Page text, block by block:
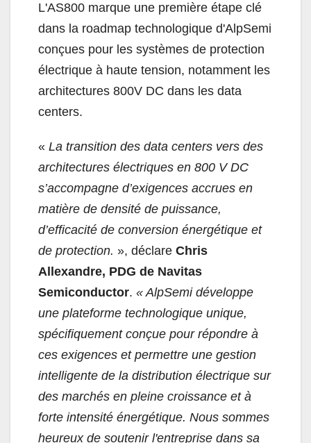
L'AS800 marque une première étape clé
dans la roadmap technologique d'AlpSemi
conçues pour les systèmes de protection
électrique à haute tension, notamment les
architectures 800V DC dans les data
centers.
« La transition des data centers vers des
architectures électriques en 800 V DC
s’accompagne d’exigences accrues en
matière de densité de puissance,
d’efficacité de conversion énergétique et
de protection. », déclare Chris
Allexandre, PDG de Navitas
Semiconductor. «AlpSemi développe
une plateforme technologique unique,
spécifiquement conçue pour répondre à
ces exigences et permettre une gestion
intelligente de la distribution électrique sur
des marchés en pleine croissance et à
forte intensité énergétique. Nous sommes
heureux de soutenir l'entreprise dans sa